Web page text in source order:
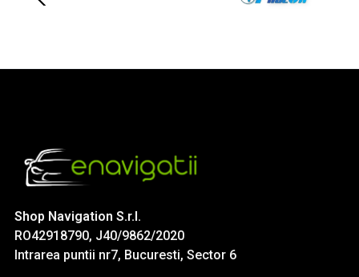
Shop Navigation S.r.l.
RO42918790, J40/9862/2020
Intrarea puntii nr7, Bucuresti, Sector 6